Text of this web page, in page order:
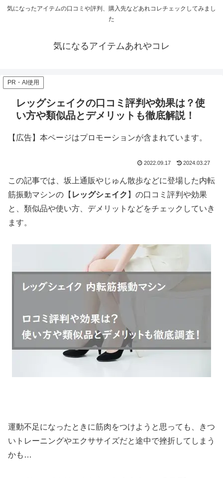
気になったアイテムの口コミや評判、購入先などあれコレチェックしてみまし
た
気になるアイテムあれやコレ
PR・AI使用
レッグシェイクの口コミ評判や効果は？使
い方や類似品とデメリットも徹底解説！
【広告】本ページはプロモーションが含まれています。
2022.09.17 2024.03.27
この記事では、坂上通販やじゅん散歩などに登場した内転
筋振動マシンの【 レッグシェイク 】の口コミ評判や効果
と、類似品や使い方、デメリットなどをチェックしていき
ます。
運動不足になったときに筋肉をつけようと思っても、きつ
いトレーニングやエクササイズだと途中で挫折してしまう
かも…